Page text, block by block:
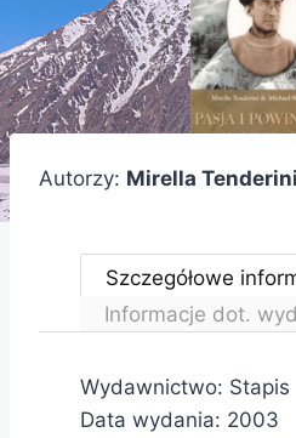
Autorzy: Mirella
Szczegółowe
Informacje dot.
Wydawnictwo: Stapis
Data wydania: 2003